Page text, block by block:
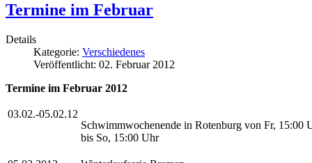
Termine im Februar
Details
Kategorie: Verschiedenes
Veröffentlicht: 02. Februar 2012
Termine im Februar 2012
03.02.-05.02.12
Schwimmwochenende in Rotenburg von Fr, 15:00
bis So, 15:00 Uhr